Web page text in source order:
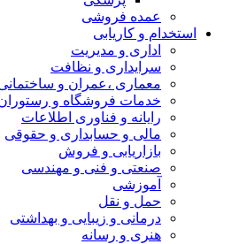
عمده فروشی
استخدام و کاریابی
اداری و مدیریت
سرایداری و نظافت
معماری ،عمران و ساختمانی
خدمات فروشگاه و رستوران
رایانه و فناوری اطلاعات
مالی و حسابداری و حقوقی
بازاریابی و فروش
صنعتی و فنی و مهندسی
آموزشی
حمل و نقل
درمانی و زیبایی و بهداشتی
هنری و رسانه